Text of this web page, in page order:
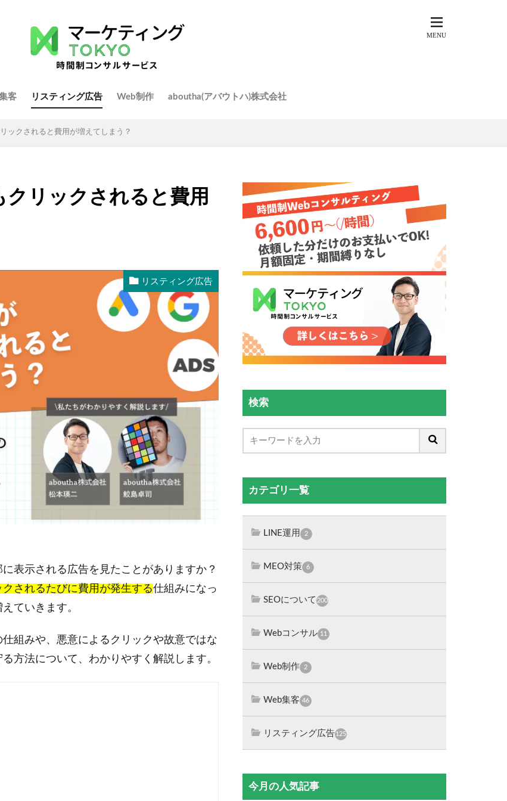
客 リスティング広告 Web制作 aboutha(アバウトハ)株式会社
ックされると費用が増えてしまう？
リックされると費用
リスティング広告
表示される広告を見たことがありますか？
クされるたびに費用が発生する仕組みになっ
ていきます。
組みや、悪意によるクリックや故意ではな
方法について、わかりやすく解説します。
検索
カテゴリ一覧
LINE運用 2
MEO対策 6
SEOについて 200
Webコンサル 11
Web制作 2
Web集客 46
リスティング広告125
今月の人気記事